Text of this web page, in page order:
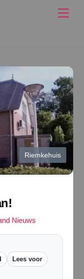
Riemkehuis
Nieuws
Lees voor